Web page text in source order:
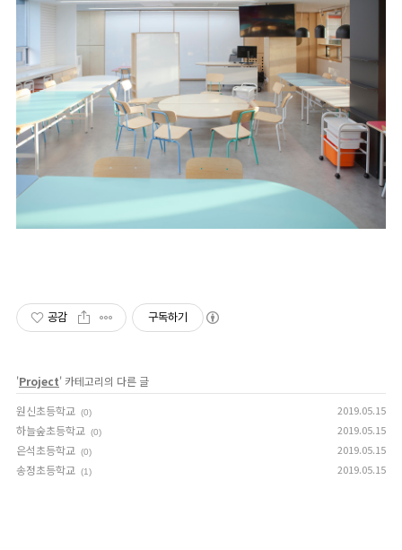
공감 구독하기
'Project' 카테고리의 다른 글
원신초등학교 (0) 2019.05.15
하늘숲초등학교 (0) 2019.05.15
은석초등학교 (0) 2019.05.15
송정초등학교 (1) 2019.05.15